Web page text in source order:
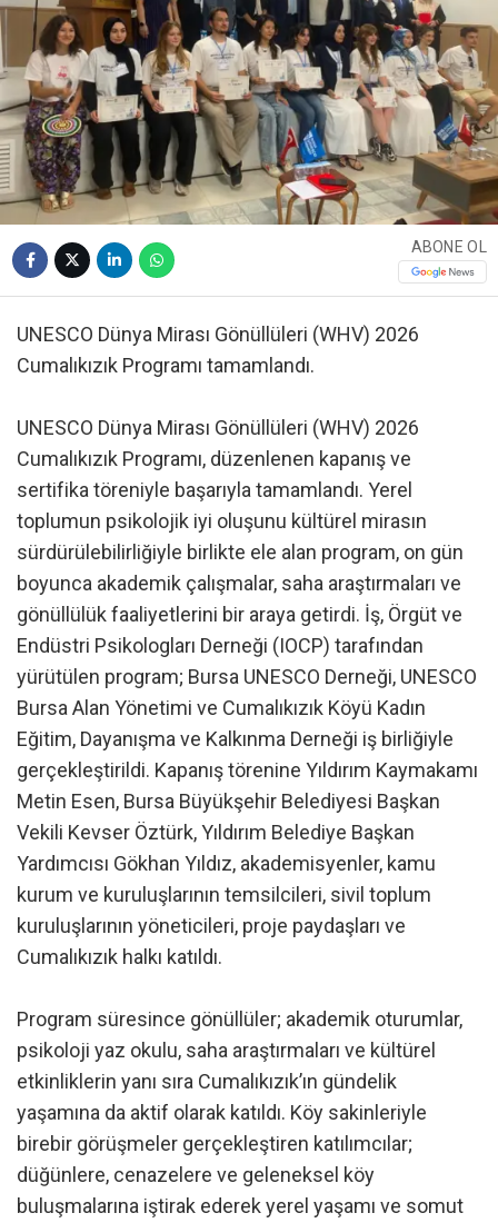
ABONE OL
UNESCO Dünya Mirası Gönüllüleri (WHV) 2026
Cumalıkızık Programı tamamlandı.
UNESCO Dünya Mirası Gönüllüleri (WHV) 2026
Cumalıkızık Programı, düzenlenen kapanış ve
sertifika töreniyle başarıyla tamamlandı. Yerel
toplumun psikolojik iyi oluşunu kültürel mirasın
sürdürülebilirliğiyle birlikte ele alan program, on gün
boyunca akademik çalışmalar, saha araştırmaları ve
gönüllülük faaliyetlerini bir araya getirdi. İş, Örgüt ve
Endüstri Psikologları Derneği (IOCP) tarafından
yürütülen program; Bursa UNESCO Derneği, UNESCO
Bursa Alan Yönetimi ve Cumalıkızık Köyü Kadın
Eğitim, Dayanışma ve Kalkınma Derneği iş birliğiyle
gerçekleştirildi. Kapanış törenine Yıldırım Kaymakamı
Metin Esen, Bursa Büyükşehir Belediyesi Başkan
Vekili Kevser Öztürk, Yıldırım Belediye Başkan
Yardımcısı Gökhan Yıldız, akademisyenler, kamu
kurum ve kuruluşlarının temsilcileri, sivil toplum
kuruluşlarının yöneticileri, proje paydaşları ve
Cumalıkızık halkı katıldı.
Program süresince gönüllüler; akademik oturumlar,
psikoloji yaz okulu, saha araştırmaları ve kültürel
etkinliklerin yanı sıra Cumalıkızık’ın gündelik
yaşamına da aktif olarak katıldı. Köy sakinleriyle
birebir görüşmeler gerçekleştiren katılımcılar;
düğünlere, cenazelere ve geleneksel köy
buluşmalarına iştirak ederek yerel yaşamı ve somut